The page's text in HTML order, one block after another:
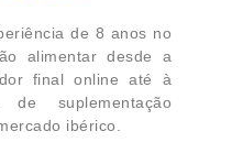
de 8 anos no
alimentar desde a
final online até à
suplementação
ibérico.